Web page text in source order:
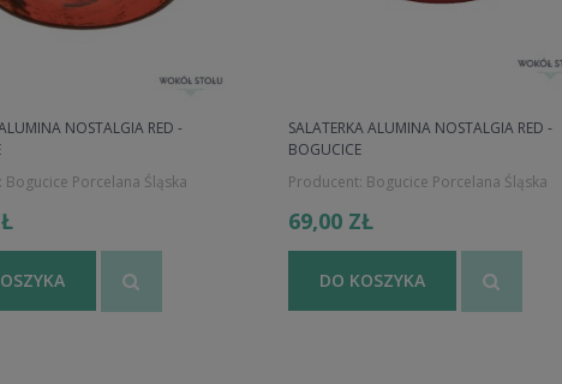
NOSTALGIA RED -
Bogucice Porcelana Śląska
SALATERKA ALUMINA NOSTALGIA RED -
BOGUCICE
Producent: Bogucice Porcelana Śląska
69,00 ZŁ
DO KOSZYKA